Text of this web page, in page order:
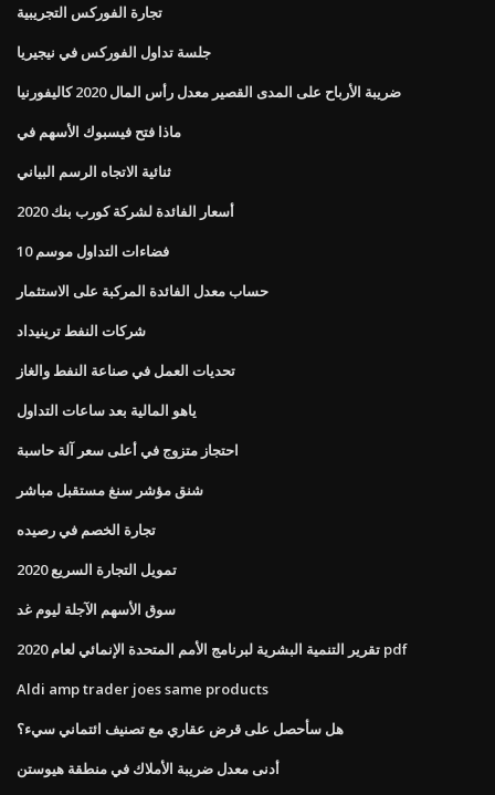
تجارة الفوركس التجريبية
جلسة تداول الفوركس في نيجيريا
ضريبة الأرباح على المدى القصير معدل رأس المال 2020 كاليفورنيا
ماذا فتح فيسبوك الأسهم في
ثنائية الاتجاه الرسم البياني
أسعار الفائدة لشركة كورب بنك 2020
فضاءات التداول موسم 10
حساب معدل الفائدة المركبة على الاستثمار
شركات النفط ترينيداد
تحديات العمل في صناعة النفط والغاز
ياهو المالية بعد ساعات التداول
احتجاز متزوج في أعلى سعر آلة حاسبة
شنق مؤشر سنغ مستقبل مباشر
تجارة الخصم في رصيده
تمويل التجارة السريع 2020
سوق الأسهم الآجلة ليوم غد
تقرير التنمية البشرية لبرنامج الأمم المتحدة الإنمائي لعام 2020 pdf
Aldi amp trader joes same products
هل سأحصل على قرض عقاري مع تصنيف ائتماني سيء؟
أدنى معدل ضريبة الأملاك في منطقة هيوستن